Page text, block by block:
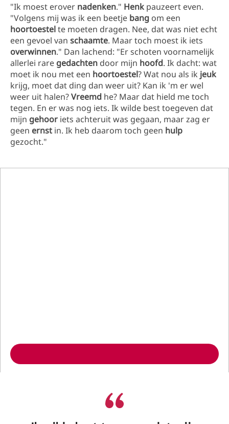
"Ik moest erover nadenken." Henk pauzeert even.
"Volgens mij was ik een beetje bang om een
hoortoestelte moeten dragen. Nee, dat was niet echt
een gevoel van schaamte. Maar toch moest ik iets
overwinnen." Dan lachend: "Er schoten voornamelijk
allerlei rare gedachten door mijn hoofd. Ik dacht: wat
moet ik nou met een hoortoestel? Wat nou als ik jeuk
krijg, moet dat ding dan weer uit? Kan ik 'm er wel
weer uit halen?Vreemd he? Maar dat hield me toch
tegen. En er was nog iets. Ik wilde best toegeven dat
mijn gehoor iets achteruit was gegaan, maar zag er
geen ernst in. Ik heb daarom toch geen hulp
gezocht."